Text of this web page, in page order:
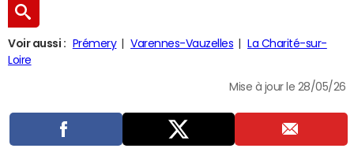
Voir aussi : Prémery Varennes-Vauzelles
La Charité-sur-
Loire
Mise à jour le 28/05/26